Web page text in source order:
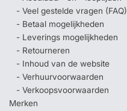
- Veel gestelde vragen (FAQ)
- Betaal mogelijkheden
- Leverings mogelijkheden
- Retourneren
- Inhoud van de website
- Verhuurvoorwaarden
- Verkoopsvoorwaarden
Merken